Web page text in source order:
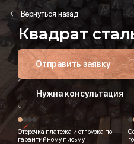
Квадрат
Отправить заявку
Нужна консультация
Отсрочка платежа и отгрузка по
гарантийному письму